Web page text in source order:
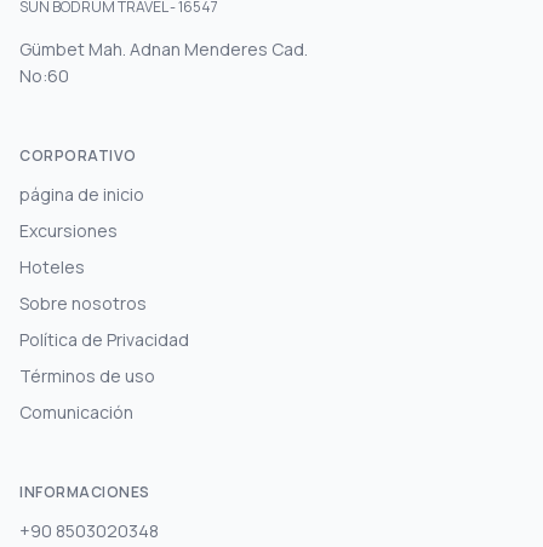
SUN BODRUM TRAVEL - 16547
Gümbet Mah. Adnan Menderes Cad.
No:60
CORPORATIVO
página de inicio
Excursiones
Hoteles
Sobre nosotros
Política de Privacidad
Términos de uso
Comunicación
INFORMACIONES
+90 8503020348